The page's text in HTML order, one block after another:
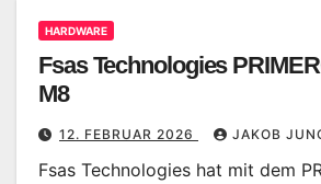
HARDWARE
Fsas Technologies
M8
12. FEBRUAR 2026 JAKOB
Fsas Technologies hat mit dem